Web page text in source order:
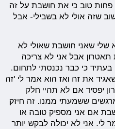
פחות טוב כי את חושבת על זה
שזה אולי לא בשבילי- אבל
שאני חושבת שאולי לא
אבל אני לא צריכה
כי כבר נכנסתי לתחום.
את זה ואז הוא אמר לי 'זה
יפסיד אם לא תהיי חלק
ששמעתי ממנו. זה חיזק
אם אני מספיק טובה או
לי. אני לא יכולה לבקש יותר